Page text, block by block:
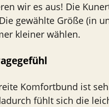
wir es aus! Die
gewählte Größe (in
kleiner wählen.
Komfortbund ist
fühlt sich die